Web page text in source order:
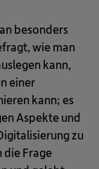
besonders
wie man
kann,
einer
kann; es
Aspekte und
zu
die Frage